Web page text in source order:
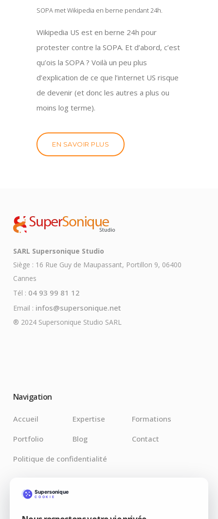
SOPA met Wikipedia en berne pendant 24h.
Wikipedia US est en berne 24h pour
protester contre la SOPA. Et d’abord, c’est
qu’ois la SOPA ? Voilà un peu plus
d’explication de ce que l’internet US risque
de devenir (et donc les autres a plus ou
moins log terme).
EN SAVOIR PLUS
SARL Supersonique Studio
Siège : 16 Rue Guy de Maupassant, Portillon 9, 06400
Cannes
Tél : 04 93 99 81 12
Email : infos@supersonique.net
® 2024 Supersonique Studio SARL
Navigation
Accueil Expertise Formations
Portfolio Blog Contact
Politique de confidentialité